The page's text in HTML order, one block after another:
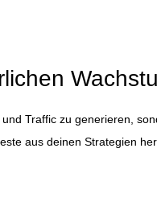
Traffic zu generieren,
aus deinen Strategien